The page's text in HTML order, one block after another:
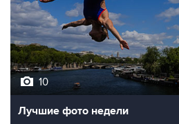
10
Лучшие фото недели